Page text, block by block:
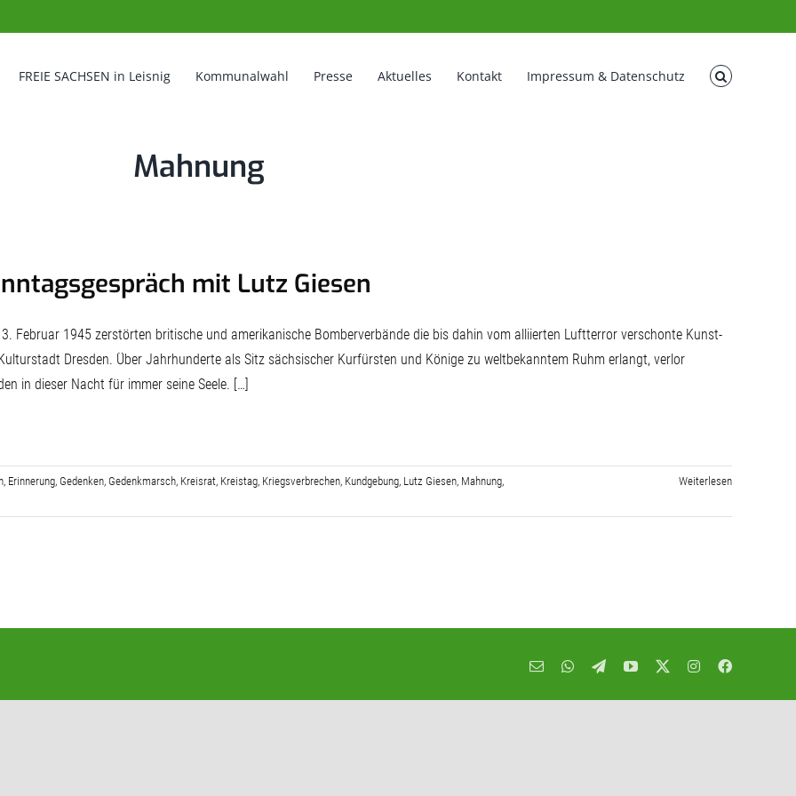
FREIE SACHSEN in Leisnig Kommunalwahl Presse Aktuelles Kontakt Impressum & Datenschutz
Mahnung
mit Lutz Giesen
Februar 1945 zerstörten britische und amerikanische Bomberverbände die bis dahin vom alliierten Luftterror ver­schonte Kunst-
Dresden. Über Jahr­hunderte als Sitz sächsischer Kurfürsten und Könige zu weltbekanntem Ruhm erlangt, verlor
in dieser Nacht für immer seine Seele. […]
, Erinnerung, Gedenken, Gedenkmarsch, Kreisrat, Kreistag, Kriegsverbrechen, Kundgebung, Lutz Giesen, Mahnung,
Weiterlesen
E-
WhatsApp
TelegramYouTube InstagramFacebook